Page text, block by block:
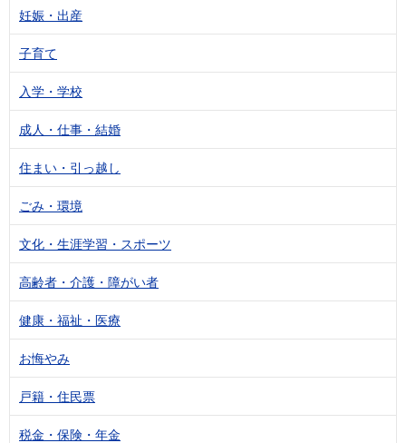
妊娠・出産
子育て
入学・学校
成人・仕事・結婚
住まい・引っ越し
ごみ・環境
文化・生涯学習・スポーツ
高齢者・介護・障がい者
健康・福祉・医療
お悔やみ
戸籍・住民票
税金・保険・年金